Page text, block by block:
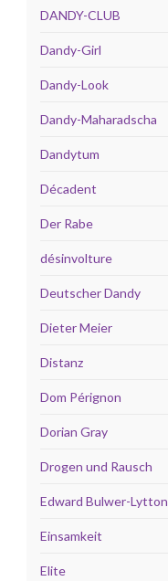
DANDY-CLUB
Dandy-Girl
Dandy-Look
Dandy-Maharadscha
Dandytum
Décadent
Der Rabe
désinvolture
Deutscher Dandy
Dieter Meier
Distanz
Dom Pérignon
Dorian Gray
Drogen und Rausch
Edward Bulwer-Lytton
Einsamkeit
Elite